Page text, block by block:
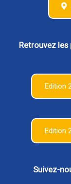
Retrouvez
Edition
Edition
Suivez-